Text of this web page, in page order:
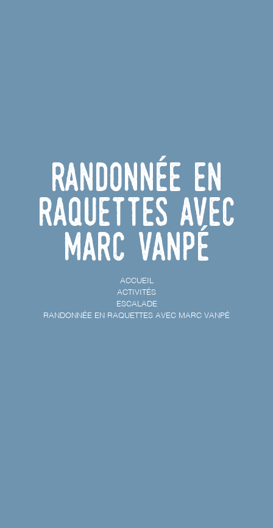
Randonnée en
raquettes avec
Marc Vanpé
ACCUEIL
ACTIVITÉS
ESCALADE
RANDONNÉE EN RAQUETTES AVEC MARC VANPÉ